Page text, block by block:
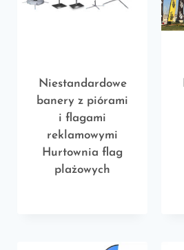
Niestandardowe
banery z piórami
i flagami
reklamowymi
Hurtownia flag
plażowych